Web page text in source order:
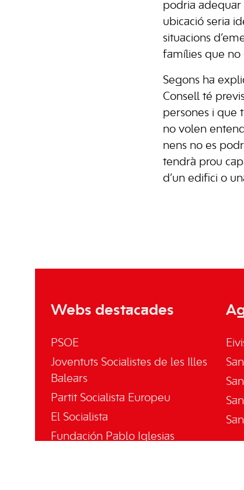
podria adequar
ubicació seria
situacions
famílies que no
Segons ha
Consell té
persones i que
no volen
nens no es
tendrà prou
d’un edifici o
Webs destacades
PSOE
Joventuts Socialistes de les Illes
Balears
Partit Socialista Europeu
El Socialista
Fundación Pablo Iglesias